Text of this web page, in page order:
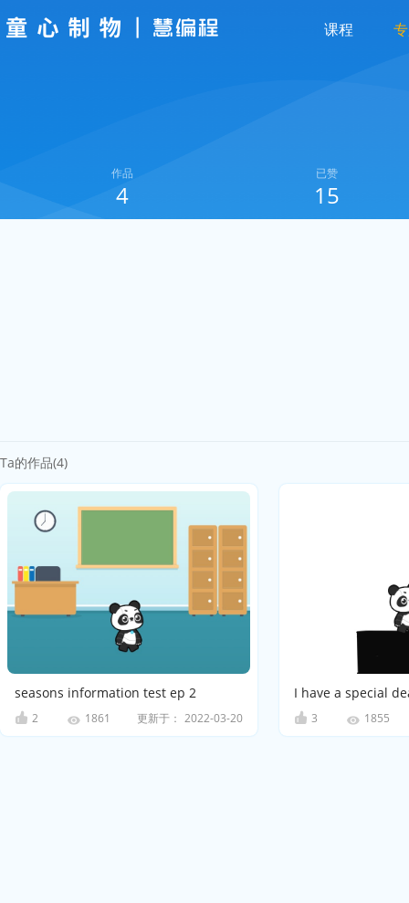
课程
作品
4
已赞
15
Ta的作品(4)
seasons information test ep 2
2 1861 更新于： 2022-03-20
I have a special
3 1855